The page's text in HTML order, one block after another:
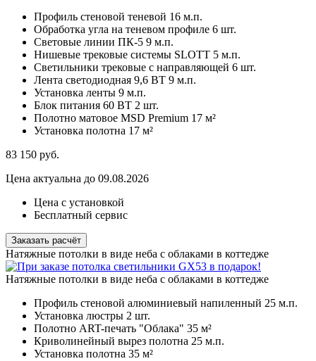
Профиль стеновой теневой 16 м.п.
Обработка угла на теневом профиле 6 шт.
Световые линии ПК-5 9 м.п.
Нишевые трековые системы SLOTT 5 м.п.
Светильники трековые с направляющей 6 шт.
Лента светодиодная 9,6 ВТ 9 м.п.
Установка ленты 9 м.п.
Блок питания 60 ВТ 2 шт.
Полотно матовое MSD Premium 17 м²
Установка полотна 17 м²
83 150 руб.
Цена актуальна до 09.08.2026
Цена с установкой
Бесплатный сервис
Заказать расчёт
Натяжные потолки в виде неба с облаками в коттедже
Натяжные потолки в виде неба с облаками в коттедже
Профиль стеновой алюминиевый напиленный 25 м.п.
Установка люстры 2 шт.
Полотно ART-печать "Облака" 35 м²
Криволинейный вырез полотна 25 м.п.
Установка полотна 35 м²